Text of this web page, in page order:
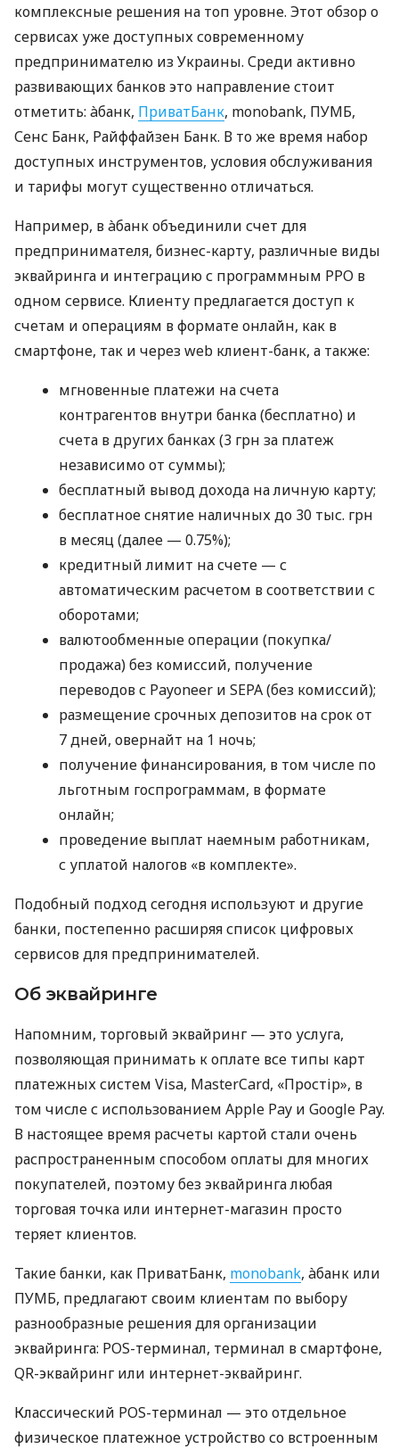
комплексные решения на топ уровне. Этот обзор о
сервисах уже доступных современному
предпринимателю из Украины. Среди активно
развивающих банков это направление стоит
отметить: àбанк, ПриватБанк, monobank, ПУМБ,
Сенс Банк, Райффайзен Банк. В то же время набор
доступных инструментов, условия обслуживания
и тарифы могут существенно отличаться.
Например, в àбанк объединили счет для
предпринимателя, бизнес-карту, различные виды
эквайринга и интеграцию с программным РРО в
одном сервисе. Клиенту предлагается доступ к
счетам и операциям в формате онлайн, как в
смартфоне, так и через web клиент-банк, а также:
мгновенные платежи на счета
контрагентов внутри банка (бесплатно) и
счета в других банках (3 грн за платеж
независимо от суммы);
бесплатный вывод дохода на личную карту;
бесплатное снятие наличных до 30 тыс. грн
в месяц (далее — 0.75%);
кредитный лимит на счете — с
автоматическим расчетом в соответствии с
оборотами;
валютообменные операции (покупка/
продажа) без комиссий, получение
переводов с Payoneer и SEPA (без комиссий);
размещение срочных депозитов на срок от
7 дней, овернайт на 1 ночь;
получение финансирования, в том числе по
льготным госпрограммам, в формате
онлайн;
проведение выплат наемным работникам,
с уплатой налогов «в комплекте».
Подобный подход сегодня используют и другие
банки, постепенно расширяя список цифровых
сервисов для предпринимателей.
Об эквайринге
Напомним, торговый эквайринг — это услуга,
позволяющая принимать к оплате все типы карт
платежных систем Visa, MasterCard, «Простір», в
том числе с использованием Apple Pay и Google Pay.
В настоящее время расчеты картой стали очень
распространенным способом оплаты для многих
покупателей, поэтому без эквайринга любая
торговая точка или интернет-магазин просто
теряет клиентов.
Такие банки, как ПриватБанк, monobank, àбанк или
ПУМБ, предлагают своим клиентам по выбору
разнообразные решения для организации
эквайринга: POS-терминал, терминал в смартфоне,
QR-эквайринг или интернет-эквайринг.
Классический POS-терминал — это отдельное
физическое платежное устройство со встроенным